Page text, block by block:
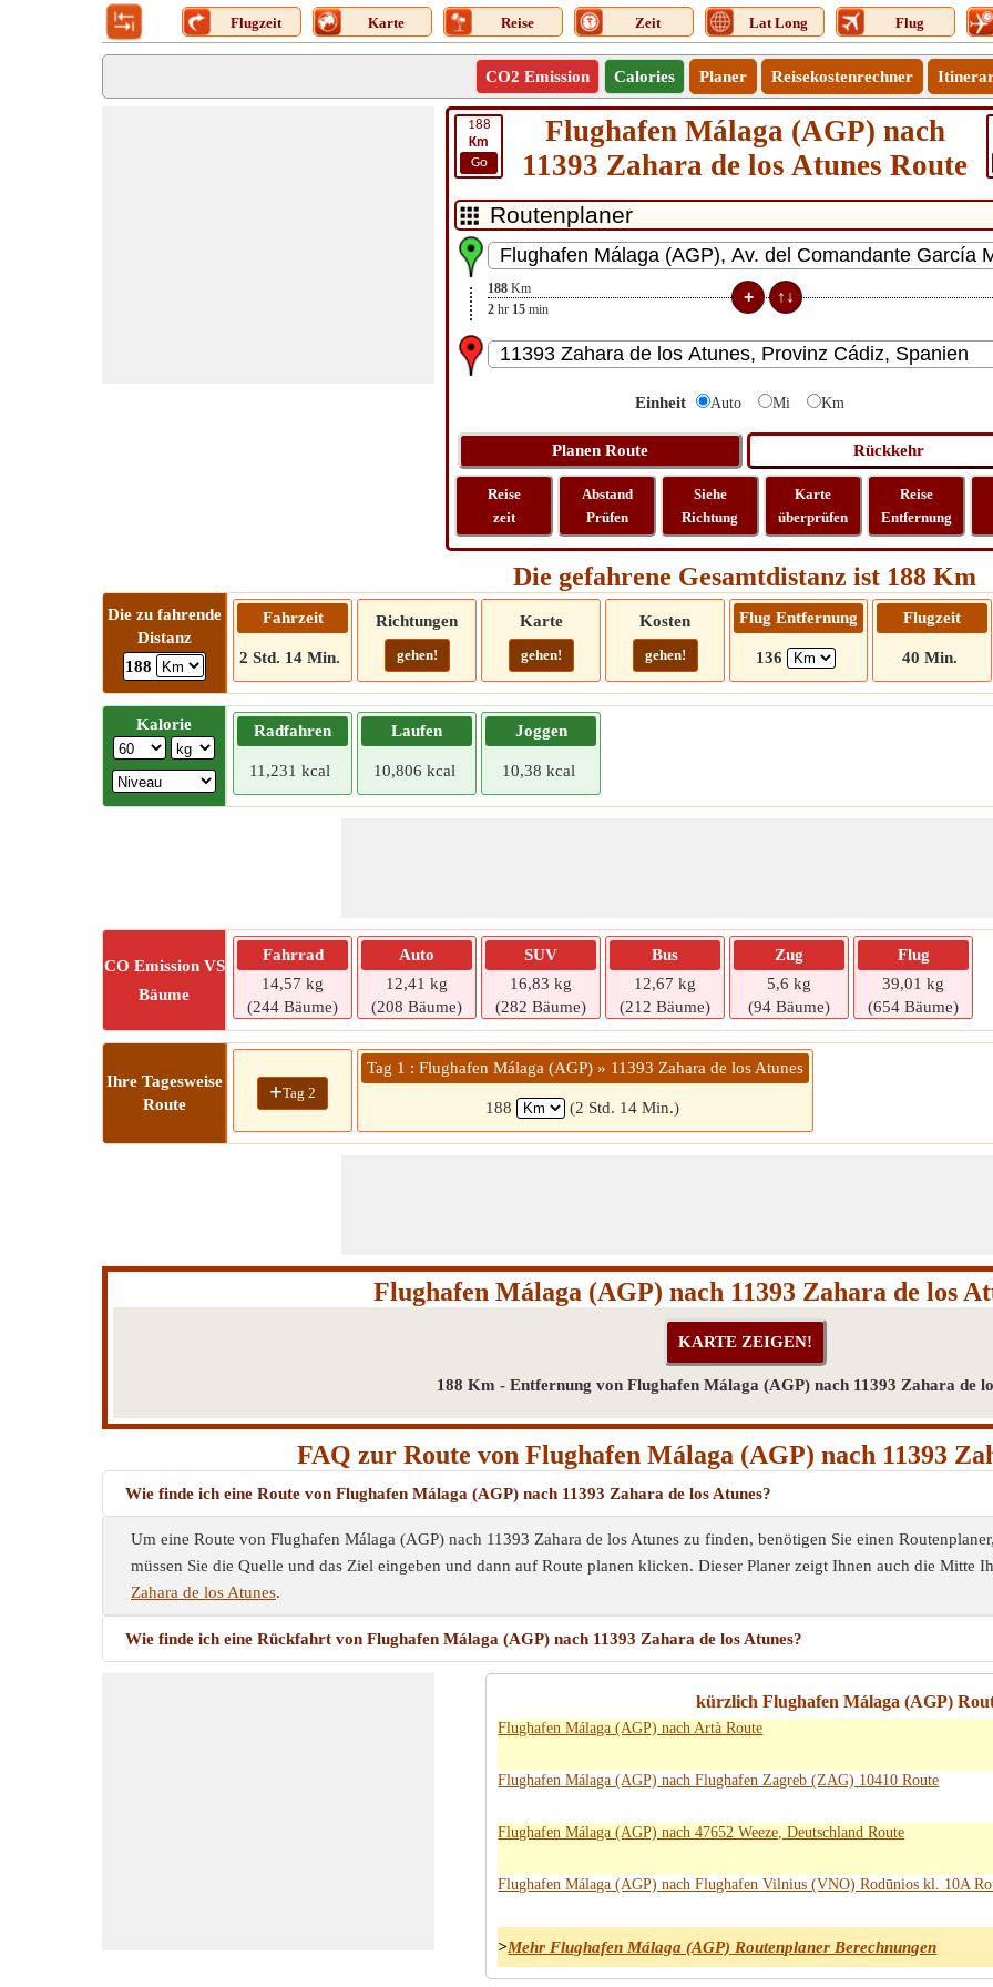
Flugzeit Karte Reise Zeit Lat Long Flug
CO2 Emission Calories Planer Reisekostenrechner
188
Km
Go
Flughafen Málaga (AGP) nach
11393 Zahara de los Atunes Route
188 Km
2 hr 15 min
Einheit Auto Mi Km
Reise
zeit
Abstand
Prüfen
Siehe
Richtung
Karte
überprüfen
Reise
Entfernung
Die gefahrene Gesamtdistanz ist 188 Km
Die zu fahrende
Distanz
188
Fahrzeit
2 Std. 14 Min.
Richtungen
gehen!
Karte
gehen!
Kosten
gehen!
Flug Entfernung
136
Flugzeit
40 Min.
Kalorie Radfahren
11,231 kcal
Laufen
10,806 kcal
Joggen
10,38 kcal
CO Emission VS
Bäume
Fahrrad
14,57 kg
(244 Bäume)
Auto
12,41 kg
(208 Bäume)
SUV
16,83 kg
(282 Bäume)
Bus
12,67 kg
(212 Bäume)
Zug
5,6 kg
(94 Bäume)
Flug
39,01 kg
(654 Bäume)
Ihre Tagesweise
Route
+Tag 2
Tag 1 : Flughafen Málaga (AGP) » 11393 Zahara de los Atunes
188 (2 Std. 14 Min.)
Flughafen Málaga (AGP) nach 11393 Zahara de los
188 Km - Entfernung von Flughafen Málaga (AGP) nach 11393 Zahara de
FAQ zur Route von Flughafen Málaga (AGP) nach 11393
Wie finde ich eine Route von Flughafen Málaga (AGP) nach 11393 Zahara de los Atunes?
Um eine Route von Flughafen Málaga (AGP) nach 11393 Zahara de los Atunes zu finden, benötigen Sie einen
müssen Sie die Quelle und das Ziel eingeben und dann auf Route planen klicken. Dieser Planer zeigt Ihnen auch die Mitte
Zahara de los Atunes.
Wie finde ich eine Rückfahrt von Flughafen Málaga (AGP) nach 11393 Zahara de los Atunes?
kürzlich Flughafen Málaga (AGP)
Flughafen Málaga (AGP) nach Artà Route
Flughafen Málaga (AGP) nach Flughafen Zagreb (ZAG) 10410 Route
Flughafen Málaga (AGP) nach 47652 Weeze, Deutschland Route
Flughafen Málaga (AGP) nach Flughafen Vilnius (VNO) Rodūnios kl. 10A
>Mehr Flughafen Málaga (AGP) Routenplaner Berechnungen